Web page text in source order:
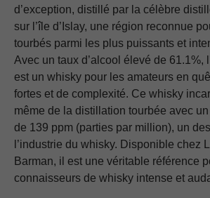
d’exception, distillé par la célèbre
sur l’île d’Islay, une région reconnue
tourbés parmi les plus puissants et
Avec un taux d’alcool élevé de 61.1%,
est un whisky pour les amateurs en
fortes et de complexité. Ce whisky
même de la distillation tourbée avec
de 139 ppm (parties par million), un
l’industrie du whisky. Disponible chez
Barman, il est une véritable référence
connaisseurs de whisky intense et